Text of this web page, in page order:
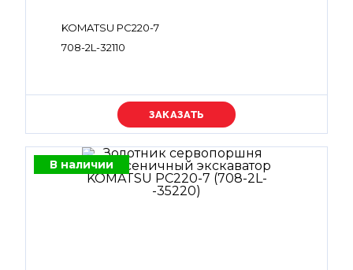
KOMATSU PC220-7
708-2L-32110
Уточняйте цену
В наличии